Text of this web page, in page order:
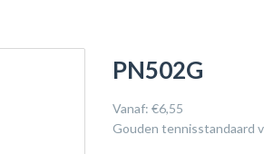
PN502G
Vanaf: €6,55
Gouden tennisstandaard